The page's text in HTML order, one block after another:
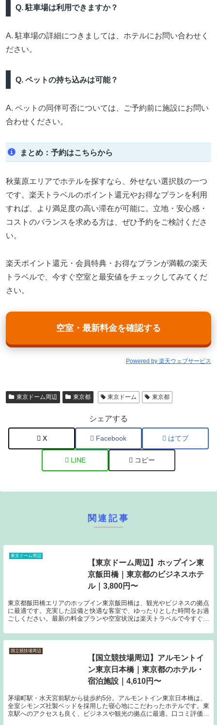
Q. 駐車場は利用できますか？
A. 駐車場の詳細につきましては、ホテルにお問い合わせく
ださい。
Q. ペットの持ち込みは可能？
A. ペットの同伴可否については、ご予約前に施設にお問い
合わせください。
まとめ：予約はこちらから
秋葉原エリアでホテルを探すなら、外せない選択肢の一つ
です。楽天トラベルのポイント還元やお得なプランを利用
すれば、より満足度の高い滞在が可能に。立地・安心感・
コストのバランスを求める方は、ぜひ予約をご検討くださ
い。
楽天ポイント還元・会員特典・お得なプランが満載の楽天
トラベルで、今すぐ空室と最安値をチェックしてみてくだ
さい。
空室・最新料金を確認する
Powered by 楽天ウェブサービス
東京ドーム周辺 東京都 東京ドーム 東京都
シェアする
X Facebook はてブ
LINE コピー
関連記事
東京ドーム周辺
【東京ドーム周辺】ホップイン東
京飯田橋｜東京都のビジネスホテ
ル｜3,800円〜
東京都飯田橋エリアのホップイン東京飯田橋は、観光やビジネスの拠点
に最適です。充実した設備と快適な客室で、ゆったりとした時間をお過
ごしください。最新の料金プランや空室状況は楽天トラベルで今すぐチ
国立競技場周辺
【国立競技場周辺】アルモントイ
ン東京日本橋｜東京都のホテル・
宿泊施設｜4,610円〜
茅場町駅・水天宮前駅から徒歩約5分。アルモントイン東京日本橋は、
全室シモンズ社製ベッドを採用した寝心地にこだわったホテルです。東
京駅へのアクセスも良く、ビジネスや観光の拠点に最適。口コミ評価